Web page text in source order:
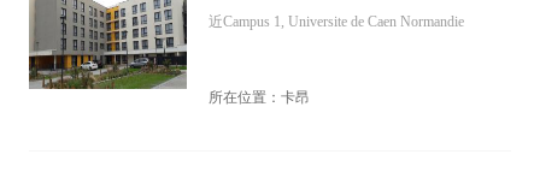
近Campus 1, Universite de Caen Normandie
所在位置：卡昂